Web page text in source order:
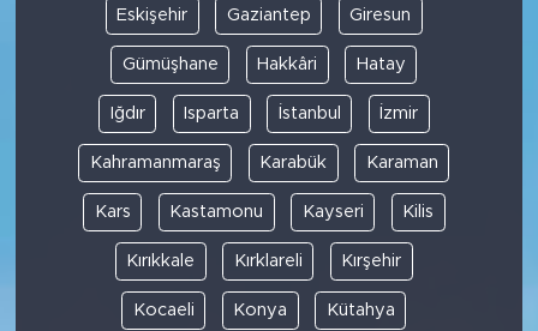
Eskişehir Gaziantep Giresun
Gümüşhane Hakkâri Hatay
Iğdır Isparta İstanbul İzmir
Kahramanmaraş Karabük Karaman
Kars Kastamonu Kayseri Kilis
Kırıkkale Kırklareli Kırşehir
Kocaeli Konya Kütahya